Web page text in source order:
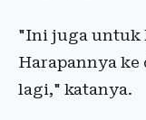
"Ini juga untuk
Harapannya
lagi," katanya.